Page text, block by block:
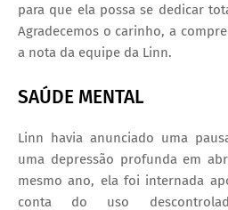
para que ela possa se dedicar
Agradecemos o carinho, a
a nota da equipe da Linn.
SAÚDE MENTAL
Linn havia anunciado uma
uma depressão profunda em
mesmo ano, ela foi internada
conta do uso